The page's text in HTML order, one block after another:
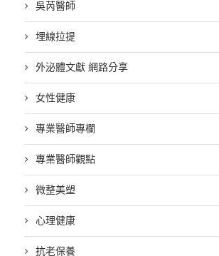
吳芮醫師
埋線拉提
外泌體文獻 網路分享
女性健康
專業醫師專欄
專業醫師觀點
微整美塑
心理健康
抗老保養